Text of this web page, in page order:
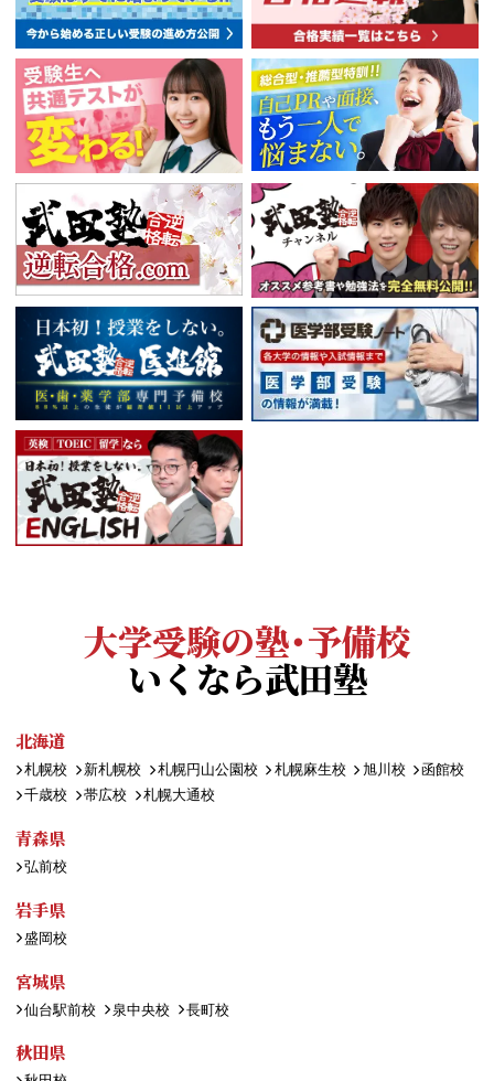
大学受験の塾・予備校
いくなら武田塾
北海道
札幌校 新札幌校 札幌円山公園校 札幌麻生校 旭川校
函館校
千歳校
帯広校 札幌大通校
青森県
弘前校
岩手県
盛岡校
宮城県
仙台駅前校 泉中央校 長町校
秋田県